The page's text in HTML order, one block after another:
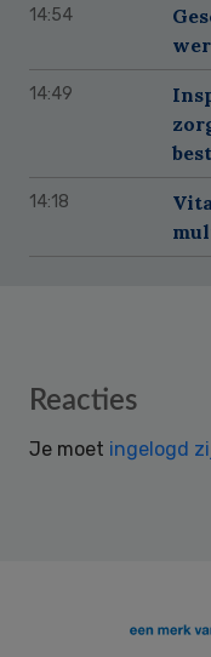
14:54
14:49
14:18
Reader
Reacties
Je moet ingelogd